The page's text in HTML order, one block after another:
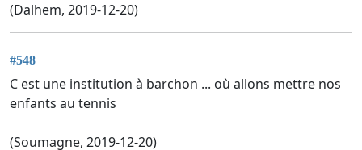
(Dalhem, 2019-12-20)
#548
C est une institution à barchon ... où allons mettre nos
enfants au tennis
(Soumagne, 2019-12-20)